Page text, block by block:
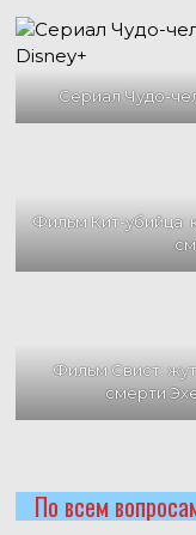
Сериал Чудо-
Фильм Кит-убийца:
Фильм Свист:
смерти
По всем